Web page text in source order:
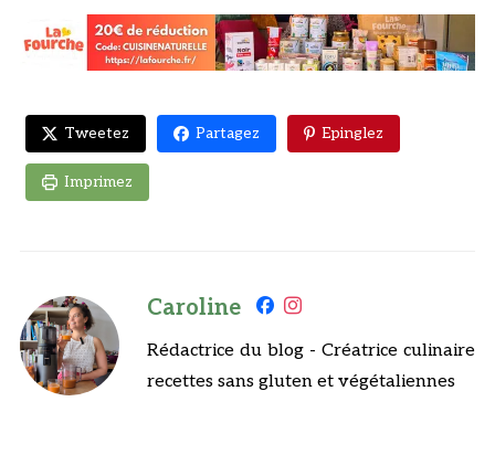
Tweetez Partagez Epinglez
Imprimez
Caroline
Rédactrice du blog - Créatrice culinaire
recettes sans gluten et végétaliennes